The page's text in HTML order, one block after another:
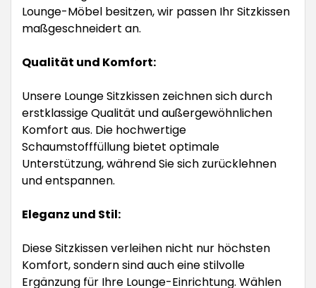
Lounge-Möbel besitzen, wir passen Ihr Sitzkissen
maßgeschneidert an.
Qualität und Komfort:
Unsere Lounge Sitzkissen zeichnen sich durch
erstklassige Qualität und außergewöhnlichen
Komfort aus. Die hochwertige
Schaumstofffüllung bietet optimale
Unterstützung, während Sie sich zurücklehnen
und entspannen.
Eleganz und Stil:
Diese Sitzkissen verleihen nicht nur höchsten
Komfort, sondern sind auch eine stilvolle
Ergänzung für Ihre Lounge-Einrichtung. Wählen